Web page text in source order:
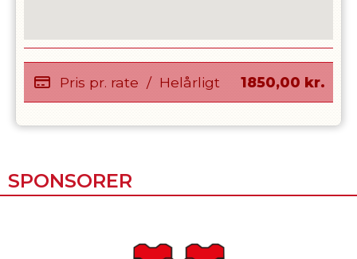
Pris pr. rate / Helårligt 1850,00 kr.
SPONSORER